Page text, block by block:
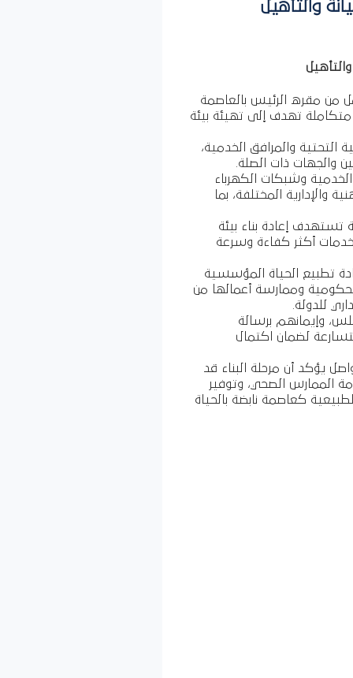
والتأهيل
من مقره الرئيس بالعاصمة
متكاملة تهدف إلى تهيئة بيئة
التحتية والمرافق الخدمية،
والجهات ذات الصلة.
وشبكات الكهرباء
والإدارية المختلفة، بما
تستهدف إعادة بناء بيئة
أكثر كفاءة وسرعة
تطبيع الحياة المؤسسية
وممارسة أعمالها من
للدولة.
وإيمانهم برسالة
لضمان اكتمال
يؤكد أن مرحلة البناء قد
الممارس الصحي، وتوفير
كعاصمة نابضة بالحياة